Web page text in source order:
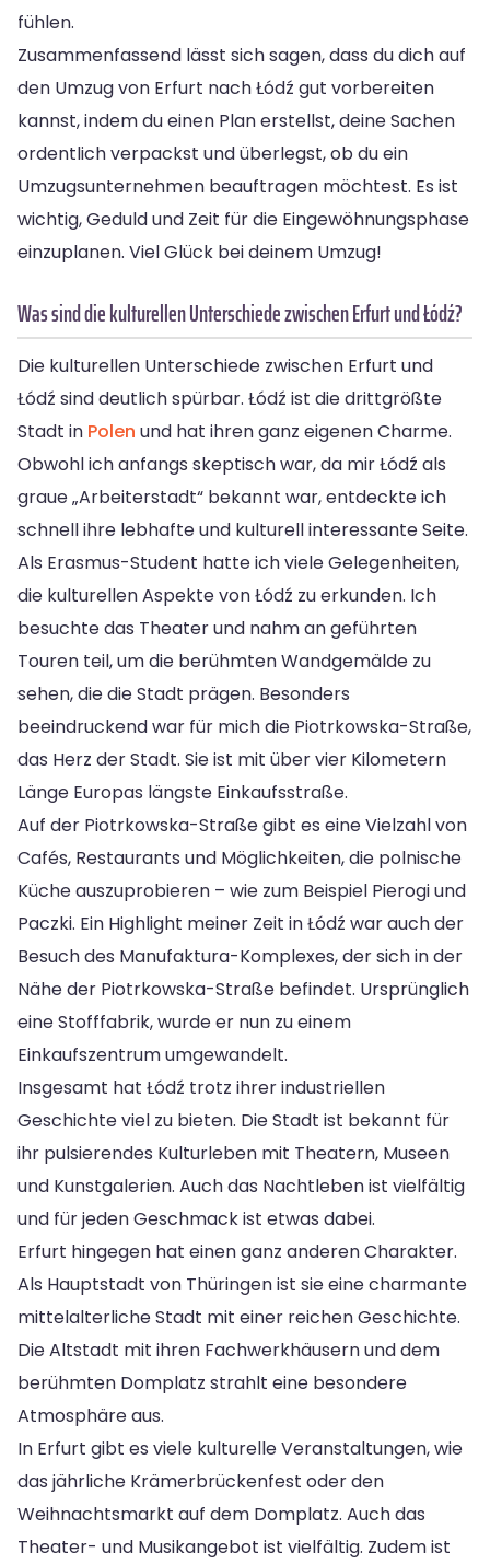
fühlen.
Zusammenfassend lässt sich sagen, dass du dich auf
den Umzug von Erfurt nach Łódź gut vorbereiten
kannst, indem du einen Plan erstellst, deine Sachen
ordentlich verpackst und überlegst, ob du ein
Umzugsunternehmen beauftragen möchtest. Es ist
wichtig, Geduld und Zeit für die Eingewöhnungsphase
einzuplanen. Viel Glück bei deinem Umzug!
Was sind die kulturellen Unterschiede zwischen Erfurt und Łódź?
Die kulturellen Unterschiede zwischen Erfurt und
Łódź sind deutlich spürbar. Łódź ist die drittgrößte
Stadt in Polen und hat ihren ganz eigenen Charme.
Obwohl ich anfangs skeptisch war, da mir Łódź als
graue „Arbeiterstadt“ bekannt war, entdeckte ich
schnell ihre lebhafte und kulturell interessante Seite.
Als Erasmus-Student hatte ich viele Gelegenheiten,
die kulturellen Aspekte von Łódź zu erkunden. Ich
besuchte das Theater und nahm an geführten
Touren teil, um die berühmten Wandgemälde zu
sehen, die die Stadt prägen. Besonders
beeindruckend war für mich die Piotrkowska-Straße,
das Herz der Stadt. Sie ist mit über vier Kilometern
Länge Europas längste Einkaufsstraße.
Auf der Piotrkowska-Straße gibt es eine Vielzahl von
Cafés, Restaurants und Möglichkeiten, die polnische
Küche auszuprobieren – wie zum Beispiel Pierogi und
Paczki. Ein Highlight meiner Zeit in Łódź war auch der
Besuch des Manufaktura-Komplexes, der sich in der
Nähe der Piotrkowska-Straße befindet. Ursprünglich
eine Stofffabrik, wurde er nun zu einem
Einkaufszentrum umgewandelt.
Insgesamt hat Łódź trotz ihrer industriellen
Geschichte viel zu bieten. Die Stadt ist bekannt für
ihr pulsierendes Kulturleben mit Theatern, Museen
und Kunstgalerien. Auch das Nachtleben ist vielfältig
und für jeden Geschmack ist etwas dabei.
Erfurt hingegen hat einen ganz anderen Charakter.
Als Hauptstadt von Thüringen ist sie eine charmante
mittelalterliche Stadt mit einer reichen Geschichte.
Die Altstadt mit ihren Fachwerkhäusern und dem
berühmten Domplatz strahlt eine besondere
Atmosphäre aus.
In Erfurt gibt es viele kulturelle Veranstaltungen, wie
das jährliche Krämerbrückenfest oder den
Weihnachtsmarkt auf dem Domplatz. Auch das
Theater- und Musikangebot ist vielfältig. Zudem ist